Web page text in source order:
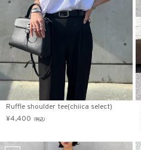
Ruffle shoulder tee(chiica select)
¥4,400 （税込）